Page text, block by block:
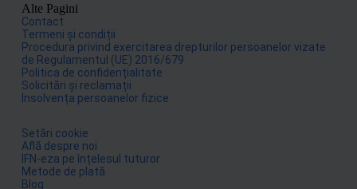
Alte Pagini
Contact
Termeni și condiții
Procedura privind exercitarea drepturilor persoanelor vizate
de Regulamentul (UE) 2016/679
Politica de confidențialitate
Solicitări și reclamații
Insolvența persoanelor fizice
Setări cookie
Află despre noi
IFN-eza pe înțelesul tuturor
Metode de plată
Blog